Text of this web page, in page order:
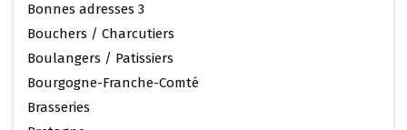
Bonnes adresses 3
Bouchers / Charcutiers
Boulangers / Patissiers
Bourgogne-Franche-Comté
Brasseries